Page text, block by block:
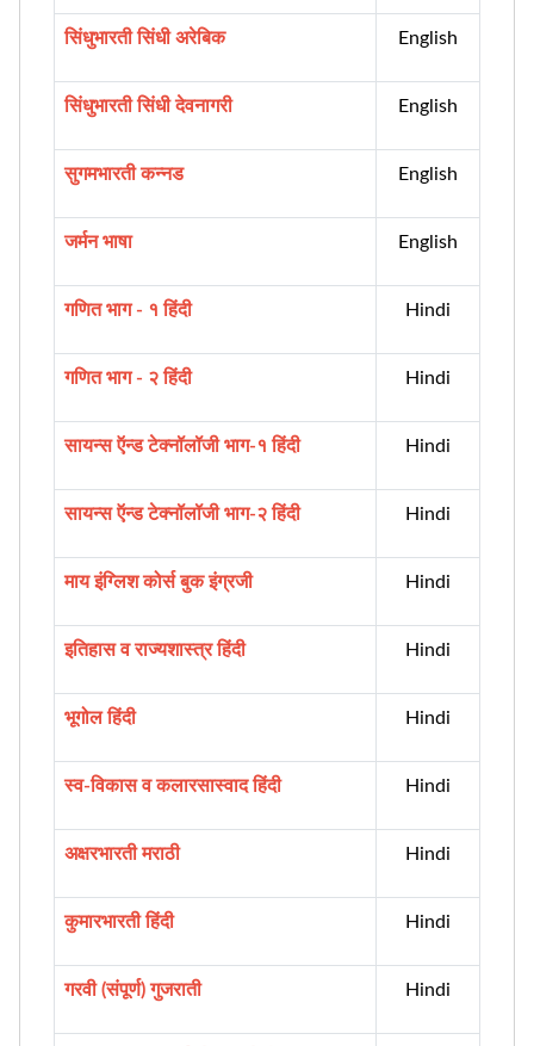
सिंधुभारती सिंधी अरेबिक English
सिंधुभारती सिंधी देवनागरी English
सुगमभारती कन्नड English
जर्मन भाषा English
गणित भाग - १ हिंदी Hindi
गणित भाग - २ हिंदी Hindi
सायन्स ऍन्ड टेक्नॉलॉजी भाग-१ हिंदी Hindi
सायन्स ऍन्ड टेक्नॉलॉजी भाग-२ हिंदी Hindi
माय इंग्लिश कोर्स बुक इंग्रजी Hindi
इतिहास व राज्यशास्त्र हिंदी Hindi
भूगोल हिंदी Hindi
स्व-विकास व कलारसास्वाद हिंदी Hindi
अक्षरभारती मराठी Hindi
कुमारभारती हिंदी Hindi
गरवी (संपूर्ण) गुजराती Hindi